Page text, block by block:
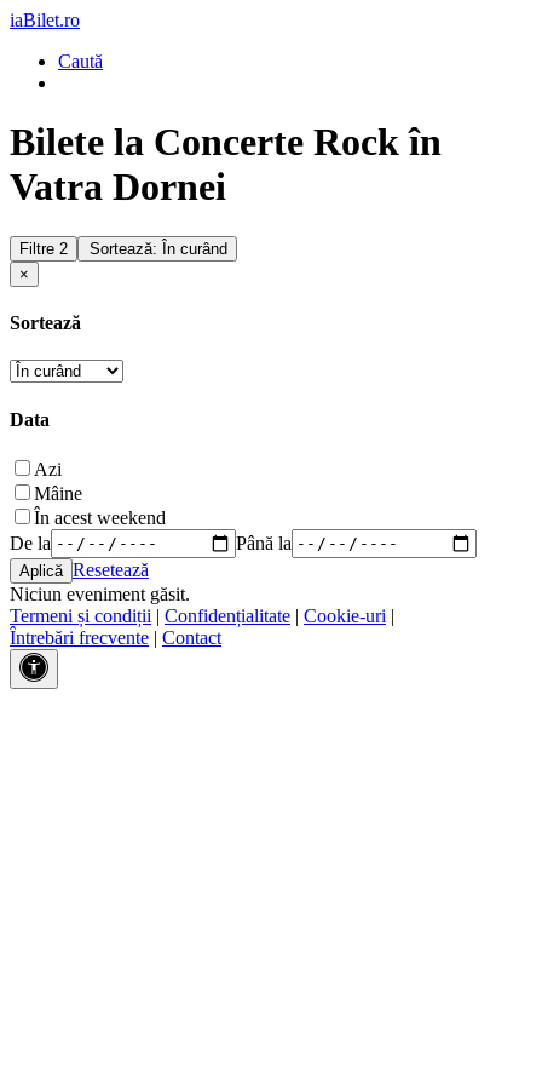
iaBilet.ro
Caută
Bilete la Concerte Rock în
Vatra Dornei
Filtre 2
Sortează: În curând
×
Sortează
Data
Azi
Mâine
În acest weekend
De la
Până la
Resetează
Niciun eveniment găsit.
Termeni și condiții | Confidențialitate | Cookie-uri |
Întrebări frecvente | Contact